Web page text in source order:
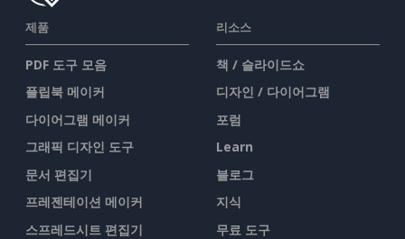
제품
PDF 도구 모음
플립북 메이커
다이어그램 메이커
그래픽 디자인 도구
문서 편집기
프레젠테이션 메이커
스프레드시트 편집기
리소스
책 / 슬라이드쇼
디자인 / 다이어그램
포럼
Learn
블로그
지식
무료 도구